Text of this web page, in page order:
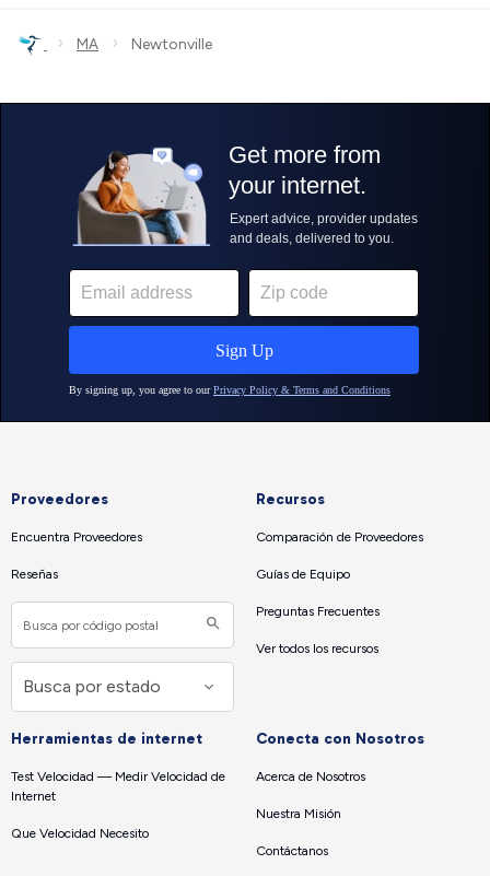
› MA › Newtonville
Proveedores
Encuentra Proveedores
Reseñas
Recursos
Comparación de Proveedores
Guías de Equipo
Preguntas Frecuentes
Ver todos los recursos
Herramientas de internet
Test Velocidad — Medir Velocidad de
Internet
Que Velocidad Necesito
Conecta con Nosotros
Acerca de Nosotros
Nuestra Misión
Contáctanos